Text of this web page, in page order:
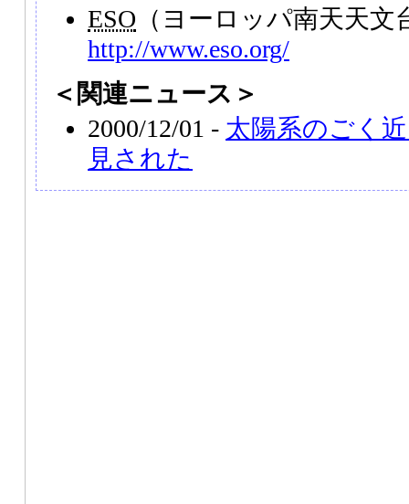
ESO （ヨーロッパ南天天文
http://www.eso.org/
＜関連ニュース＞
2000/12/01 - 太陽系のごく
見された